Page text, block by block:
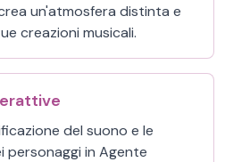
un'atmosfera distinta e
creazioni musicali.
del suono e le
personaggi in Agente